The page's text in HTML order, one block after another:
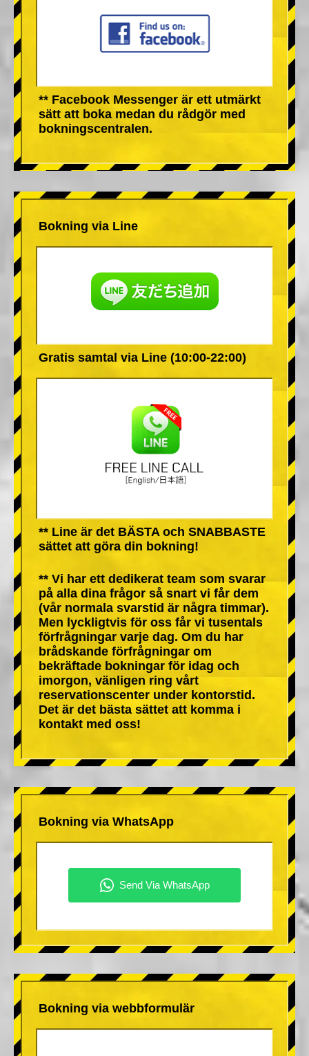
** Facebook Messenger är ett utmärkt
sätt att boka medan du rådgör med
bokningscentralen.
Bokning via Line
Gratis samtal via Line (10:00-22:00)
** Line är det BÄSTA och SNABBASTE
sättet att göra din bokning!
** Vi har ett dedikerat team som svarar
på alla dina frågor så snart vi får dem
(vår normala svarstid är några timmar).
Men lyckligtvis för oss får vi tusentals
förfrågningar varje dag. Om du har
brådskande förfrågningar om
bekräftade bokningar för idag och
imorgon, vänligen ring vårt
reservationscenter under kontorstid.
Det är det bästa sättet att komma i
kontakt med oss!
Bokning via WhatsApp
Bokning via webbformulär